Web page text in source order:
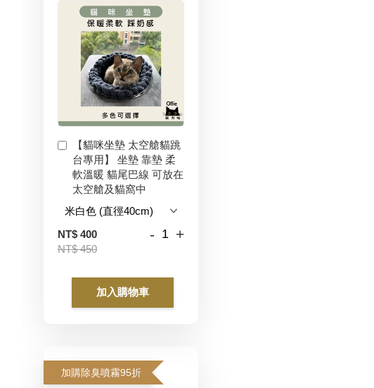
【貓咪坐墊 太空艙貓跳
台專用】 坐墊 靠墊 柔
軟溫暖 貓尾巴線 可放在
太空艙及貓窩中
NT$ 400
NT$ 450
- +
加入購物車
加購除臭噴霧95折